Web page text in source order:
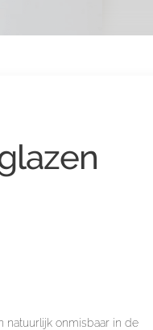
natuurlijk onmisbaar in de